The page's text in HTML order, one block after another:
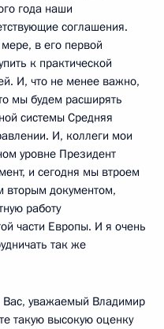
года наши
соглашения.
в его первой
к практической
И, что не менее важно,
мы будем расширять
системы Средняя
И, коллеги мои
уровне Президент
и сегодня мы втроем
вторым документом,
работу
части Европы. И я очень
так же
уважаемый Владимир
такую высокую оценку